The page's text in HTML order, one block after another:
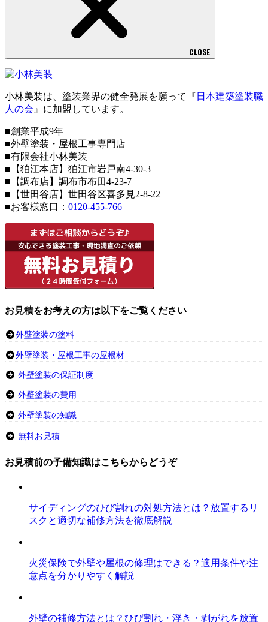
CLOSE
小林美装は、塗装業界の健全発展を願って『 日本建築塗装職
人の会 』に加盟しています。
■創業平成9年
■外壁塗装・屋根工事専門店
■有限会社小林美装
■【狛江本店】狛江市岩戸南4-30-3
■【調布店】調布市布田4-23-7
■【世田谷店】世田谷区喜多見2-8-22
■お客様窓口： 0120-455-766
お見積をお考えの方は以下をご覧ください
外壁塗装の塗料
外壁塗装・屋根工事の屋根材
外壁塗装の保証制度
外壁塗装の費用
外壁塗装の知識
無料お見積
お見積前の予備知識はこちらからどうぞ
サイディングのひび割れの対処方法とは？放置するリ
スクと適切な補修方法を徹底解説
火災保険で外壁や屋根の修理はできる？適用条件や注
意点を分かりやすく解説
外壁の補修方法とは？ひび割れ・浮き・剥がれを放置